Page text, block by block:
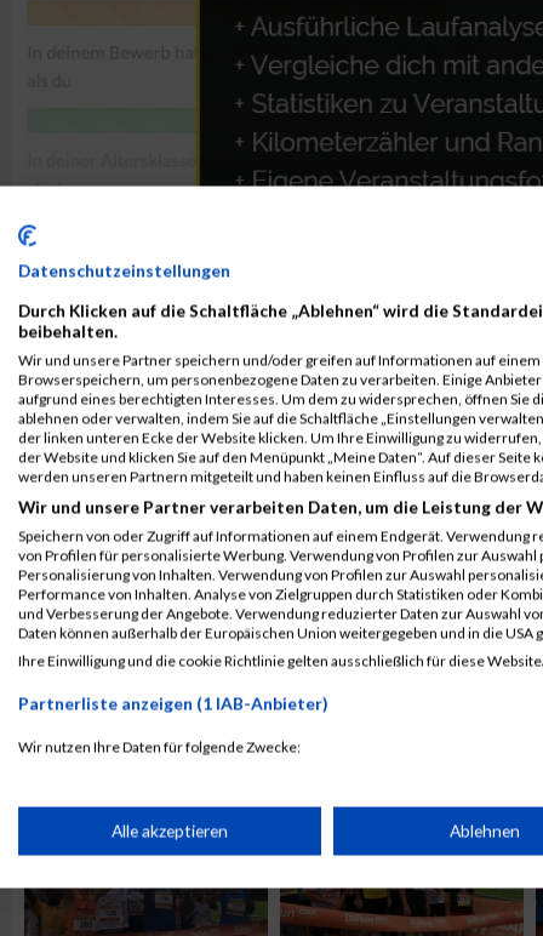
ALBUM B2RUN MÜNCHEN / 15.07.2026
ALBUM B2RUN KÖLN / 05.09.2019
Datenschutzeinstellungen
Durch Klicken auf die Schaltfläche „Ablehnen“ wird die
beibehalten.
Wir und unsere Partner speichern und/oder greifen auf Informationen auf einem
Browserspeichern, um personenbezogene Daten zu verarbeiten. Einige
aufgrund eines berechtigten Interesses. Um dem zu widersprechen, öffnen Sie
ablehnen oder verwalten, indem Sie auf die Schaltfläche „Einstellungen
der linken unteren Ecke der Website klicken. Um Ihre Einwilligung zu
der Website und klicken Sie auf den Menüpunkt „Meine Daten“. Auf dieser
werden unseren Partnern mitgeteilt und haben keinen Einfluss auf die
Wir und unsere Partner verarbeiten Daten, um die Leistung der
Speichern von oder Zugriff auf Informationen auf einem Endgerät. Verwendung
von Profilen für personalisierte Werbung. Verwendung von Profilen zur
Personalisierung von Inhalten. Verwendung von Profilen zur Auswahl
Performance von Inhalten. Analyse von Zielgruppen durch Statistiken oder
und Verbesserung der Angebote. Verwendung reduzierter Daten zur Auswahl
Daten können außerhalb der Europäischen Union weitergegeben und in die USA
Ihre Einwilligung und die cookie Richtlinie gelten ausschließlich für diese
Partnerliste anzeigen (1 IAB-Anbieter)
Wir nutzen Ihre Daten für folgende Zwecke:
Speichern von oder Zugriff auf Informationen auf einem
Verwendung reduzierter Daten zur Auswahl von Werbeanzeigen
Alle akzeptieren Ablehnen